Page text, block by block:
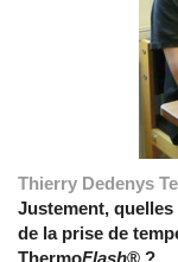
Thierry Dedenys
Justement,
de la prise de
ThermoFlash® ?